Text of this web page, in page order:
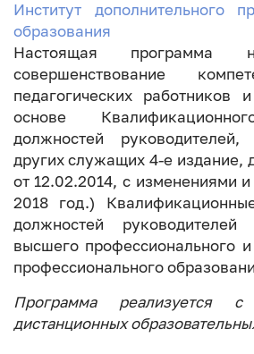
Институт дополнительного
образования
Настоящая программа
совершенствование
педагогических работников
основе
должностей
других служащих 4-е издание,
от 12.02.2014, с изменениями
2018 год.)
должностей руководителей
высшего профессионального
профессионального
Программа реализуется с
дистанционных